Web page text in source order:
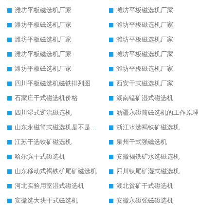
潍坊平板磁选机厂家
潍坊平板磁选机厂家
潍坊平板磁选机厂家
潍坊平板磁选机厂家
潍坊平板磁选机厂家
潍坊平板磁选机厂家
潍坊平板磁选机厂家
潍坊平板磁选机厂家
潍坊平板磁选机厂家
潍坊平板磁选机厂家
四川平板磁选机磁铁排列图
西安干式磁选机厂家
石家庄干式磁选机价格
湖南锰矿湿式磁选机
四川湿式逆流磁选机
新疆永磁筒磁选机的工作原理
山东永磁筒式磁选机是不是强磁
浙江水选褐铁矿磁选机
江苏干选铁矿磁选机
泉州干式强磁选机
哈尔滨干式磁选机
安徽褐铁矿水选磁选机
山东移动式褐铁矿尾矿磁选机
四川钛尾矿湿式磁选机
河北实验用室湿式磁选机
湖北贫矿干式磁选机
安徽选大块干式磁选机
安徽永磁强磁磁选机